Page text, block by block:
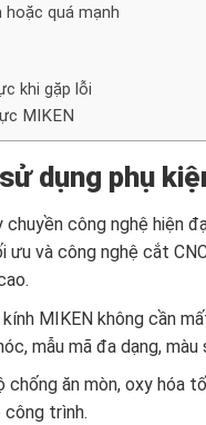
hoặc quá mạnh
khi gặp lỗi
MIKEN
dụng phụ
công nghệ hiện
và công nghệ cắt
MIKEN không cần
mẫu mã đa dạng,
ăn mòn, oxy hóa
trình.